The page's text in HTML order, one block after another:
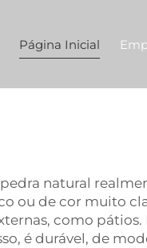
Página Inicial
natural
ou de cor muito
como
é durável, de